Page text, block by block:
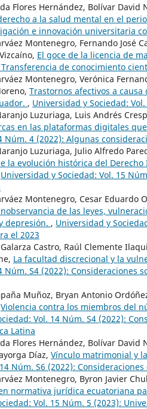
Flores Hernández, Bolívar
a la salud mental en el
e innovación universitaria
Montenegro, Fernando José
El goce de la licencia de
Transferencia de conocimiento
Montenegro, Verónica
Trastornos afectivos a
, Universidad y Sociedad:
Luzuriaga, Luis Andrés
en las plataformas digitales
Núm. 4 (2022): Algunas
Luzuriaga, Julio Alfredo
la evolución histórica del
Universidad y Sociedad: Vol. 15
Montenegro, Cesar Eduardo
de las leyes,
depresión. , Universidad y
el 2023
Castro, Raúl Clemente
La facultad discrecional y la
Núm. S4 (2022):
Muñoz, Bryan Antonio
Violencia contra los miembros del
Vol. 14 Núm. S4 (2022):
Latina
Flores Hernández, Bolívar David
Díaz, Vínculo matrimonial y
Núm. S6 (2022):
Montenegro, Byron Javier
normativa jurídica ecuatoriana
Vol. 15 Núm. 5 (2023):